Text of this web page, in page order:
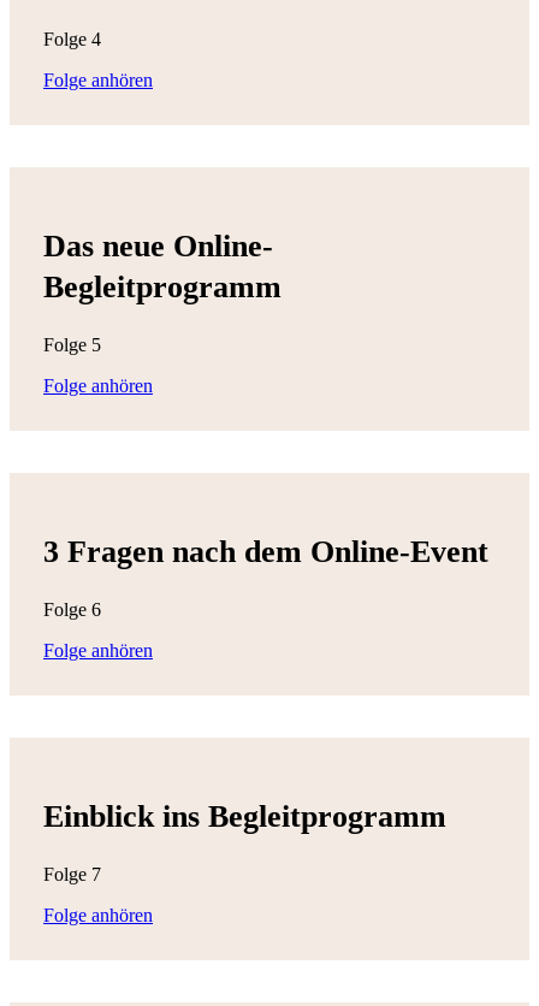
Folge 4
Folge anhören
Das neue Online-
Begleitprogramm
Folge 5
Folge anhören
3 Fragen nach dem Online-Event
Folge 6
Folge anhören
Einblick ins Begleitprogramm
Folge 7
Folge anhören